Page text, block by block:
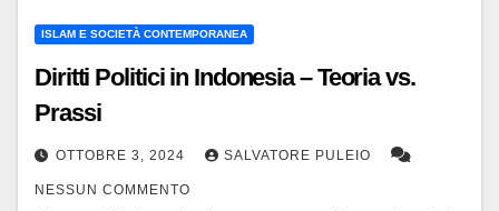
ISLAM E SOCIETÀ CONTEMPORANEA
Diritti Politici in Indonesia – Teoria vs.
Prassi
OTTOBRE 3, 2024 SALVATORE PULEIO
NESSUN COMMENTO